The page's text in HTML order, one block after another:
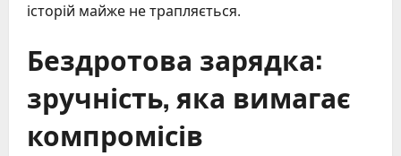
історій майже не трапляється.
Бездротова зарядка:
зручність, яка вимагає
компромісів